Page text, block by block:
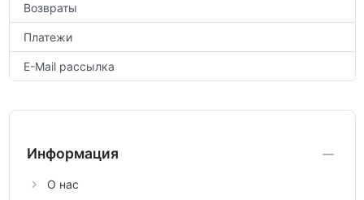
Возвраты
Платежи
E-Mail рассылка
Информация
О нас